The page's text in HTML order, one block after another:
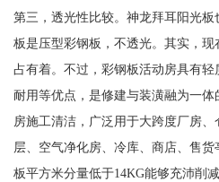
第三，透光性比较。神龙拜耳阳光
板是压型彩钢板，不透光。其实，
占有着。不过，彩钢板活动房具有
耐用等优点，是修建与装潢融为一
房施工清洁，广泛用于大跨度厂房
层、空气净化房、冷库、商店、售
板平方米分量低于14KG能够充沛削